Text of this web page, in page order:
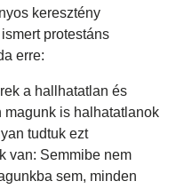
keresztény
protestáns
erre:
a hallhatatlan és
is halhatatlanok
tudtuk ezt
van: Semmibe nem
sem, minden